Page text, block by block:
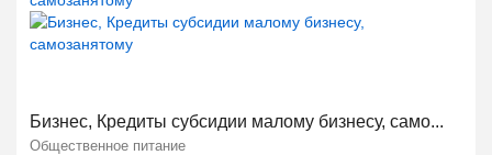
Бизнес, Кредиты субсидии малому бизнесу, само...
Общественное питание